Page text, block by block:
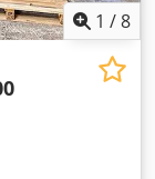
1 /8